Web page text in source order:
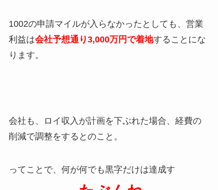
1002の申請マイルが入らなかったとしても、営業
利益は会社予想通り3,000万円で着地することにな
ります。
会社も、ロイ収入が計画を下ぶれた場合、経費の
削減で調整をするとのこと。
ってことで、何が何でも黒字だけは達成す